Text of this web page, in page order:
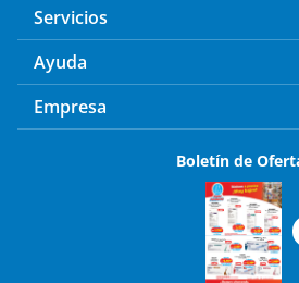
Servicios
Ayuda
Empresa
Boletín de